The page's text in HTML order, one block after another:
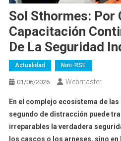
Sol Sthormes: Por
Capacitación
De La Seguridad
Actualidad Noti-RSE
01/06/2026 Webmaster
En el complejo ecosistema de
segundo de distracción puede
irreparables la verdadera
los cascos o los arneses, sino